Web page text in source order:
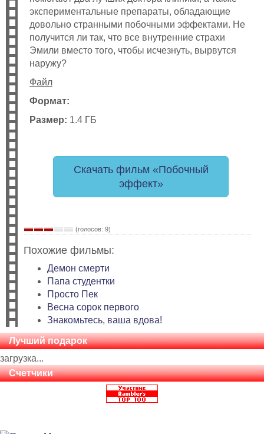
экспериментальные препараты, обладающие
довольно странными побочными эффектами. Не
получится ли так, что все внутренние страхи
Эмили вместо того, чтобы исчезнуть, вырвутся
наружу?
Файл
Формат:
Размер: 1.4 ГБ
Скачать фильм «Побочный
эффект»
(голосов: 9)
Похожие фильмы:
Демон смерти
Папа студентки
Просто Пек
Весна сорок первого
Знакомьтесь, ваша вдова!
Лучший подарок
загрузка...
Счетчики